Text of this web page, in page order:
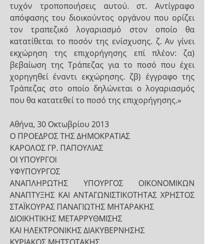
τυχόν τροποποιήσεις αυτού. στ. Αντίγραφο
απόφασης του διοικούντος οργάνου που ορίζει
τον τραπεζικό λογαριασμό στον οποίο θα
κατατίθεται το ποσόν της ενίσχυσης. ζ. Αν γίνει
εκχώρηση της επιχορήγησης επί πλέον: ζα)
βεβαίωση της Τράπεζας για το ποσό που έχει
χορηγηθεί έναντι εκχώρησης. ζβ) έγγραφο της
Τράπεζας στο οποίο δηλώνεται ο λογαριασμός
που θα κατατεθεί το ποσό της επιχορήγησης.»
Αθήνα, 30 Οκτωβρίου 2013
Ο ΠΡΟΕΔΡΟΣ ΤΗΣ ΔΗΜΟΚΡΑΤΙΑΣ
ΚΑΡΟΛΟΣ ΓΡ. ΠΑΠΟΥΛΙΑΣ
ΟΙ ΥΠΟΥΡΓΟΙ
ΥΦΥΠΟΥΡΓΟΣ
ΑΝΑΠΛΗΡΩΤΗΣ ΥΠΟΥΡΓΟΣ ΟΙΚΟΝΟΜΙΚΩΝ
ΑΝΑΠΤΥΞΗΣ ΚΑΙ ΑΝΤΑΓΩΝΙΣΤΙΚΟΤΗΤΑΣ ΧΡΗΣΤΟΣ
ΣΤΑΪΚΟΥΡΑΣ ΠΑΝΑΓΙΩΤΗΣ ΜΗΤΑΡΑΚΗΣ
ΔΙΟΙΚΗΤΙΚΗΣ ΜΕΤΑΡΡΥΘΜΙΣΗΣ
ΚΑΙ ΗΛΕΚΤΡΟΝΙΚΗΣ ΔΙΑΚΥΒΕΡΝΗΣΗΣ